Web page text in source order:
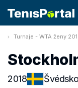
Turnaje - WTA ženy
2018 Švédsko